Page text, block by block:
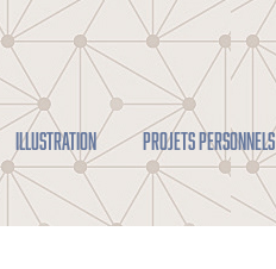
ILLUSTRATION PROJETS PERSONNELS